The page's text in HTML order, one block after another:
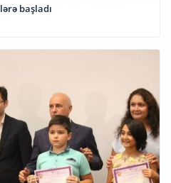
təlimlərə başladı